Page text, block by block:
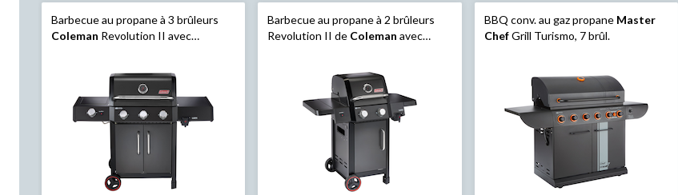
Barbecue au propane à 3 brûleurs
Coleman Revolution II avec
Barbecue au propane à 2 brûleurs
Revolution II de Coleman avec
BBQ conv. au gaz propane Master
ChefGrill Turismo, 7 brûl.